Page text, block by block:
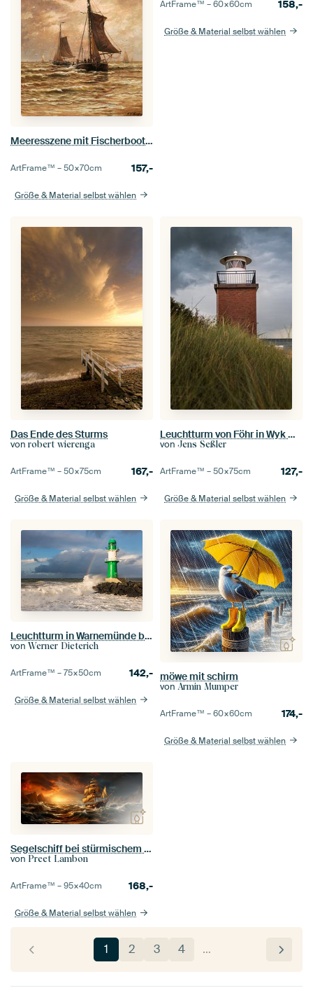
Meeresszene mit Fischerbooten auf ruhiger See, Hendrik Willem Mesdag
ArtFrame™ –50×70cm 157,-
Größe & Material selbst wählen
ArtFrame™ –60×60cm 158,-
Größe & Material selbst wählen
Das Ende des Sturms
von robert wierenga
ArtFrame™ –50×75cm 167,-
Größe & Material selbst wählen
Leuchtturm von Föhr in Wyk mit Regenwolken
von Jens Seßler
ArtFrame™ –50×75cm 127,-
Größe & Material selbst wählen
Leuchtturm in Warnemünde bei Sturm
von Werner Dieterich
ArtFrame™ –75×50cm 142,-
Größe & Material selbst wählen
möwe mit schirm
von Armin Mumper
ArtFrame™ –60×60cm 174,-
Größe & Material selbst wählen
Segelschiff bei stürmischem Sonnenuntergang
von Preet Lambon
ArtFrame™ –95×40cm 168,-
Größe & Material selbst wählen
1 2 3 4 …